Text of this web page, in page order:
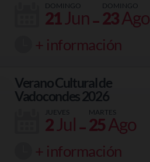
DOMINGO
21Jun- DOMINGO
23Ago
+ información
Verano Cultural de
Vadocondes 2026
JUEVES
2Jul- MARTES
25Ago
+ información